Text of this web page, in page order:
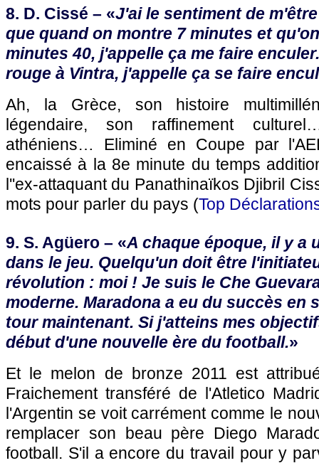
8. D. Cissé – «J'ai le sentiment de
que quand on montre 7 minutes et
minutes 40, j'appelle ça me faire
rouge à Vintra, j'appelle ça se faire
Ah, la Grèce, son histoire
légendaire, son raffinement
athéniens… Eliminé en Coupe par
encaissé à la 8e minute du temps
l''ex-attaquant du Panathinaïkos Djibril
mots pour parler du pays (Top
9. S. Agüero – «A chaque époque, il y a
dans le jeu. Quelqu'un doit être
révolution : moi ! Je suis le Che
moderne. Maradona a eu du succès en
tour maintenant. Si j'atteins mes
début d'une nouvelle ère du football.»
Et le melon de bronze 2011 est
Fraichement transféré de l'Atletico
l'Argentin se voit carrément comme le
remplacer son beau père Diego
football. S'il a encore du travail pour y